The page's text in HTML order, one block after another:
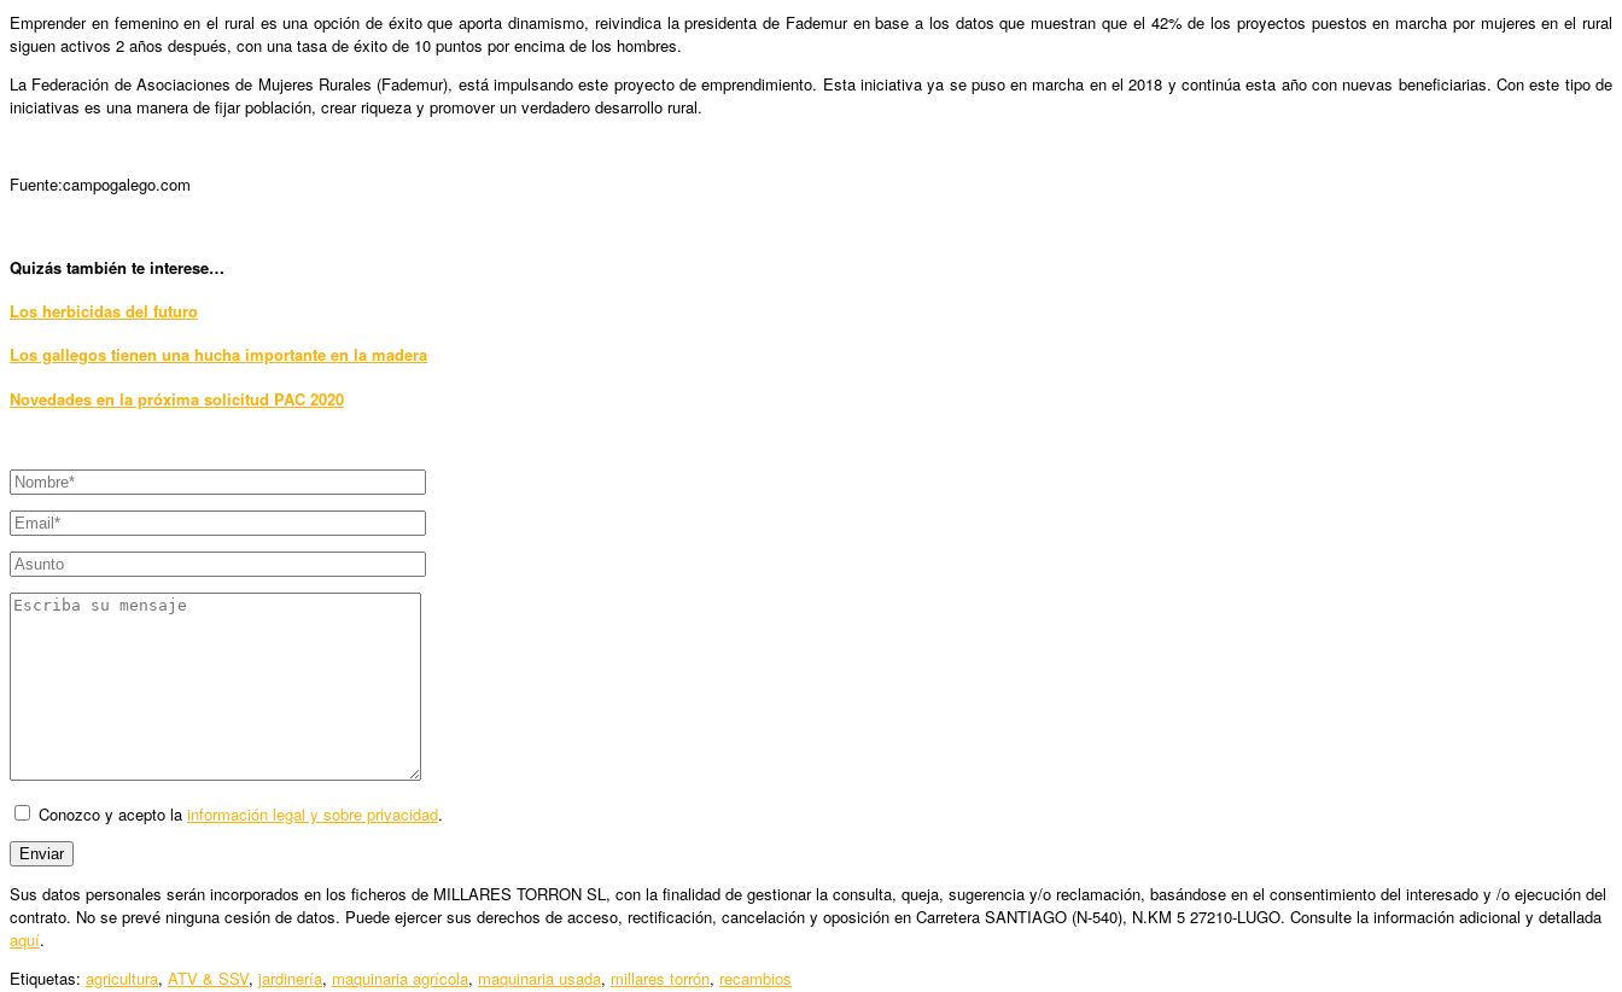
Emprender en femenino en el rural es una opción de éxito que aporta dinamismo, reivindica la presidenta de Fademur en base a los datos que muestran que el 42% de los proyectos puestos en marcha por mujeres en el rural
siguen activos 2 años después, con una tasa de éxito de 10 puntos por encima de los hombres.
La Federación de Asociaciones de Mujeres Rurales (Fademur), está impulsando este proyecto de emprendimiento. Esta iniciativa ya se puso en marcha en el 2018 y continúa esta año con nuevas beneficiarias. Con este tipo de
iniciativas es una manera de fijar población, crear riqueza y promover un verdadero desarrollo rural.
Fuente:campogalego.com
Quizás también te interese…
Los herbicidas del futuro
Los gallegos tienen una hucha importante en la madera
Novedades en la próxima solicitud PAC 2020
Conozco y acepto la información legal y sobre privacidad.
Sus datos personales serán incorporados en los ficheros de MILLARES TORRON SL, con la finalidad de gestionar la consulta, queja, sugerencia y/o reclamación, basándose en el consentimiento del interesado y /o ejecución del
contrato. No se prevé ninguna cesión de datos. Puede ejercer sus derechos de acceso, rectificación, cancelación y oposición en Carretera SANTIAGO (N-540), N.KM 5 27210-LUGO. Consulte la información adicional y detallada
aquí.
Etiquetas: agricultura, ATV & SSV, jardinería, maquinaria agrícola, maquinaria usada, millares torrón, recambios